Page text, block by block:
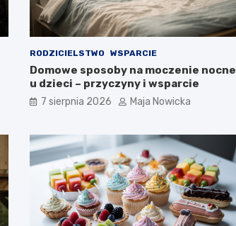
RODZICIELSTWO WSPARCIE
Domowe sposoby na moczenie nocne
u dzieci – przyczyny i wsparcie
7 sierpnia 2026 Maja Nowicka